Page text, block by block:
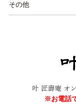
その他
叶 匠壽庵 オ
※お電話